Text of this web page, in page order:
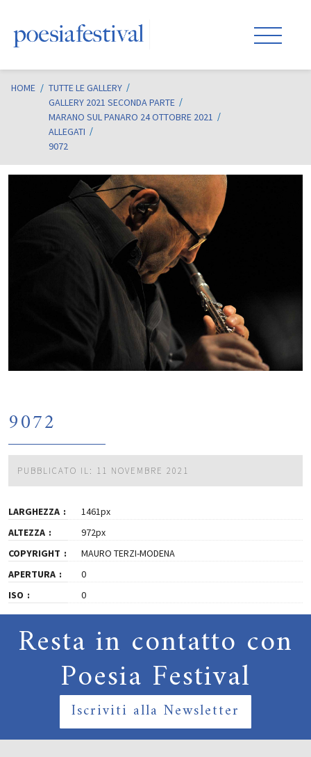
HOME / TUTTE LE GALLERY
GALLERY 2021 SECONDA PARTE
MARANO SUL PANARO 24 OTTOBRE 2021
ALLEGATI
9072
9072
PUBBLICATO IL: 11 NOVEMBRE 2021
LARGHEZZA
1461px
ALTEZZA
972px
COPYRIGHT
MAURO TERZI-MODENA
APERTURA
0
ISO
0
Resta in contatto con
Poesia Festival
Iscriviti alla Newsletter